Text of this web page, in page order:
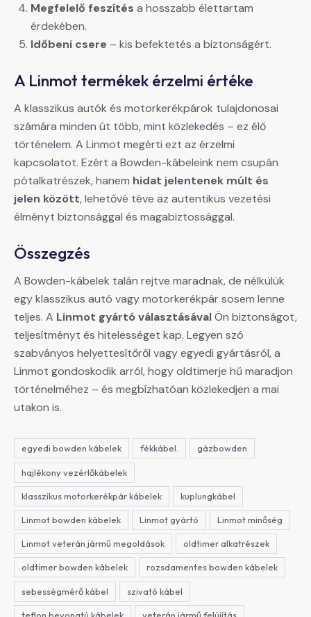
Megfelelő feszítés a hosszabb élettartam
érdekében.
Időbeni csere – kis befektetés a biztonságért.
A Linmot termékek érzelmi értéke
A klasszikus autók és motorkerékpárok tulajdonosai
számára minden út több, mint közlekedés – ez élő
történelem. A Linmot megérti ezt az érzelmi
kapcsolatot. Ezért a Bowden-kábeleink nem csupán
pótalkatrészek, hanem hidat jelentenek múlt és
jelen között, lehetővé téve az autentikus vezetési
élményt biztonsággal és magabiztossággal.
Összegzés
A Bowden-kábelek talán rejtve maradnak, de nélkülük
egy klasszikus autó vagy motorkerékpár sosem lenne
teljes. A Linmot gyártó választásávalÖn biztonságot,
teljesítményt és hitelességet kap. Legyen szó
szabványos helyettesítőről vagy egyedi gyártásról, a
Linmot gondoskodik arról, hogy oldtimerje hű maradjon
történelméhez – és megbízhatóan közlekedjen a mai
utakon is.
egyedi bowden kábelek fékkábel. gázbowden
hajlékony vezérlőkábelek
klasszikus motorkerékpár kábelek kuplungkábel
Linmot bowden kábelek Linmot gyártó Linmot minőség
Linmot veterán jármű megoldások oldtimer alkatrészek
oldtimer bowden kábelek rozsdamentes bowden kábelek
sebességmérő kábel szivató kábel
teflon bevonatú kábelek veterán jármű felújítás